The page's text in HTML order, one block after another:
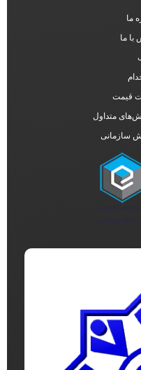
ما
با ما
قیمت
متداول
سازمانی